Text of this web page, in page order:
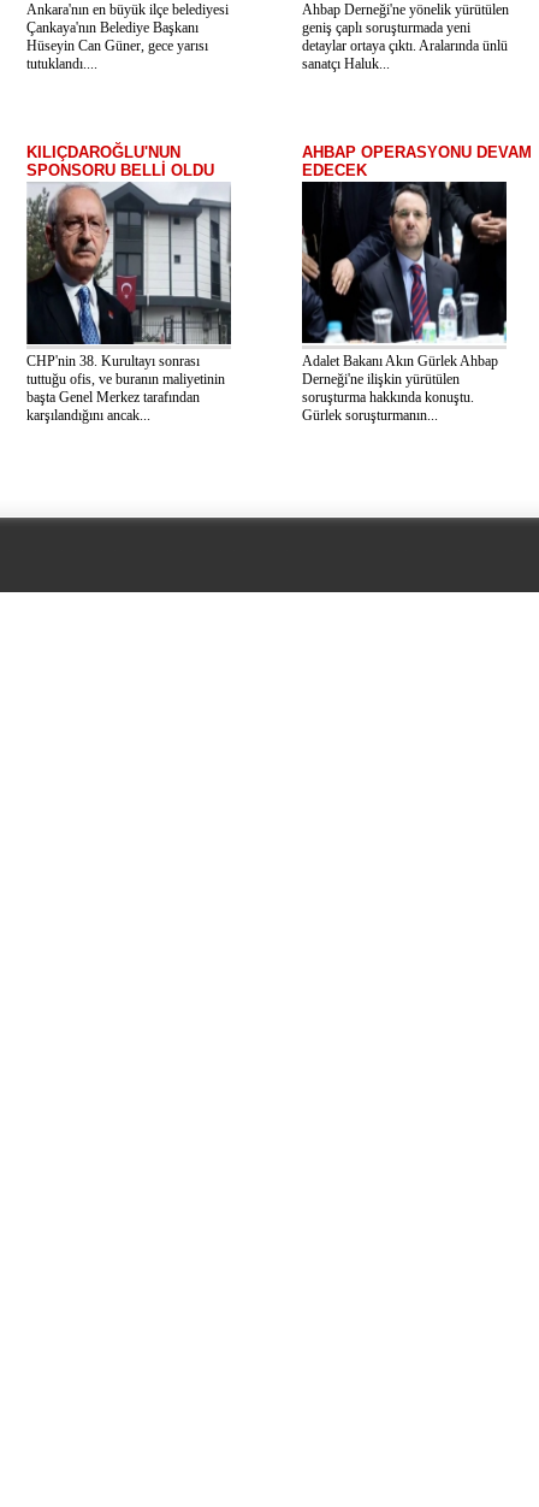
Ankara'nın en büyük ilçe belediyesi
Çankaya'nın Belediye Başkanı
Hüseyin Can Güner, gece yarısı
tutuklandı....
Ahbap Derneği'ne yönelik yürütülen
geniş çaplı soruşturmada yeni
detaylar ortaya çıktı. Aralarında ünlü
sanatçı Haluk...
KILIÇDAROĞLU'NUN
SPONSORU BELLİ OLDU
CHP'nin 38. Kurultayı sonrası
tuttuğu ofis, ve buranın maliyetinin
başta Genel Merkez tarafından
karşılandığını ancak...
AHBAP OPERASYONU DEVAM
EDECEK
Adalet Bakanı Akın Gürlek Ahbap
Derneği'ne ilişkin yürütülen
soruşturma hakkında konuştu.
Gürlek soruşturmanın...